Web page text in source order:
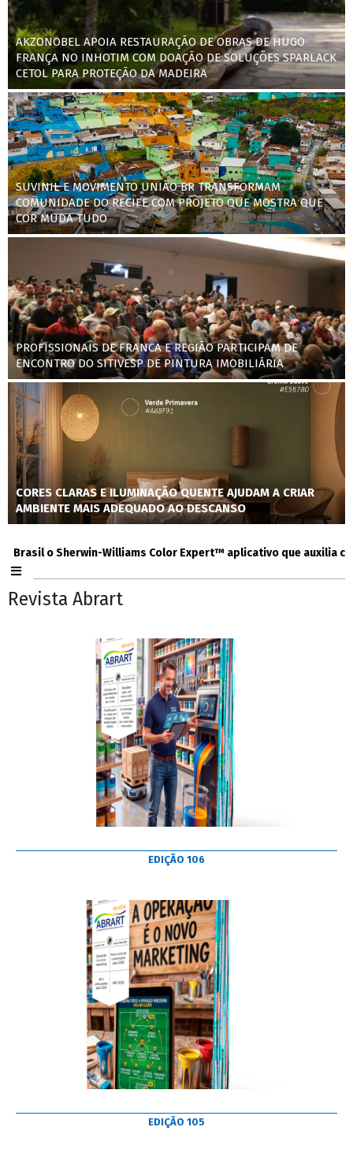
AKZONOBEL APOIA RESTAURAÇÃO DE OBRAS DE HUGO
FRANÇA NO INHOTIM COM DOAÇÃO DE SOLUÇÕES SPARLACK
CETOL PARA PROTEÇÃO DA MADEIRA
SUVINIL E MOVIMENTO UNIÃO BR TRANSFORMAM
COMUNIDADE DO RECIFE COM PROJETO QUE MOSTRA QUE
COR MUDA TUDO
PROFISSIONAIS DE FRANCA E REGIÃO PARTICIPAM DE
ENCONTRO DO SITIVESP DE PINTURA IMOBILIÁRIA
CORES CLARAS E ILUMINAÇÃO QUENTE AJUDAM A CRIAR
AMBIENTE MAIS ADEQUADO AO DESCANSO
o Sherwin-Williams Color Expert™ aplicativo que auxilia
Revista Abrart
EDIÇÃO 106
EDIÇÃO 105